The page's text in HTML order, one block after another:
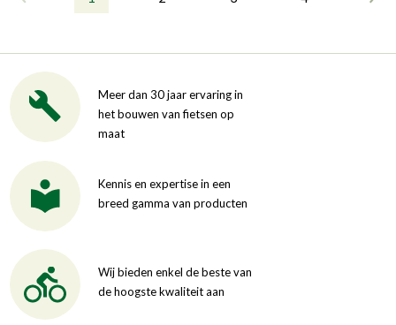
Meer dan 30 jaar ervaring in
het bouwen van fietsen op
maat
Kennis en expertise in een
breed gamma van producten
Wij bieden enkel de beste van
de hoogste kwaliteit aan